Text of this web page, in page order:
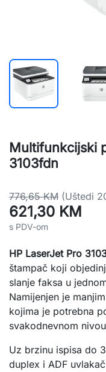
Multifunkcijski
3103fdn
776,65 KM (Uštedi
621,30 KM
s PDV-om
HP LaserJet Pro
štampač koji
slanje faksa u
Namijenjen je
kojima je potrebna
svakodnevnom
Uz brzinu ispisa do
duplex i ADF